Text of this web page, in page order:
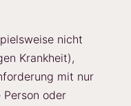
nicht
Krankheit),
mit nur
oder